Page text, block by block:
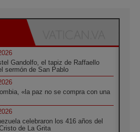
Gandolfo, el tapiz de Raffaello
sermón de San Pablo
«la paz no se compra con una
celebraron los 416 años del
de La Grita